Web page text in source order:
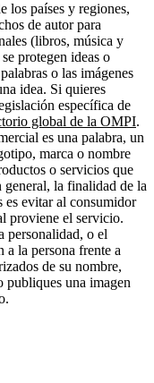
los países y regiones,
de autor para
(libros, música y
protegen ideas o
o las imágenes
idea. Si quieres
específica de
global de la OMPI.
es una palabra, un
marca o nombre
o servicios que
general, la finalidad de la
es evitar al consumidor
proviene el servicio.
personalidad, o el
a la persona frente a
de su nombre,
publiques una imagen